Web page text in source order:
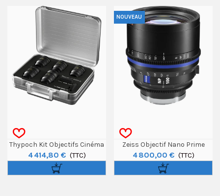
Thypoch Kit Objectifs Cinéma
Simera-C 21-28-35-50-75mm
T1.5 - Sony E
4 414,80 € (TTC)
NOUVEAU
Zeiss Objectif Nano Prime
100mm T1.5 - E-Mount Feet
4 800,00 € (TTC)